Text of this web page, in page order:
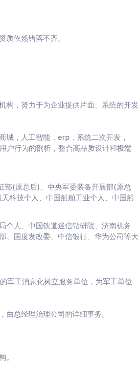
质依然错落不齐。
构，努力于为企业提供片面、系统的开发
城，人工智能，erp，系统二次开发，
户行为的剖析，整合高品质设计和极端
部(原总后)、中央军委装备开展部(原总
科技个人、中国船舶工业个人、中国船
个人、中国铁道迷信钻研院、济南机务
、国度发改委、中信银行、华为公司等大
军工消息化树立服务单位，为军工单位
总经理治理公司的详细事务。
。